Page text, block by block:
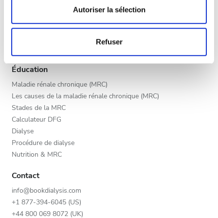
déclaration sur les cookies.
Les cookies nous permettent de personnaliser le contenu
et les annonces, d'offrir des fonctionnalités relatives aux
médias sociaux et d'analyser notre trafic. Nous
partageons également des informations sur l'utilisation de
publicité et d'analyse, qui peuvent combiner celles-ci
avec d'autres informations que vous leur avez fournies
Autoriser la sélection
Refuser
Fin d’après-midi
Soir
Appréciation
Bien
Très bien
Excellent
Inscrivez votre clinique
Éducation
Maladie rénale chronique (MRC)
Les causes de la maladie rénale chronique (MRC)
Stades de la MRC
Calculateur DFG
Dialyse
Procédure de dialyse
Nutrition & MRC
Contact
info@bookdialysis.com
+1 877-394-6045 (US)
+44 800 069 8072 (UK)